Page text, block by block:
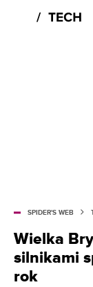
SPIDER'S WEB
Wielka
silnikami
rok